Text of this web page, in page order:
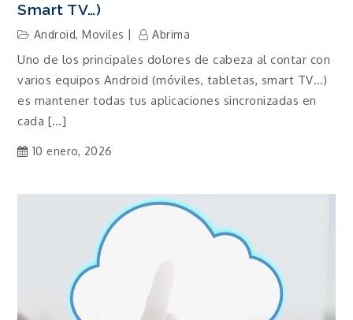
Smart TV…)
Android,Moviles Abrima
Uno de los principales dolores de cabeza al contar con
varios equipos Android (móviles, tabletas, smart TV…)
es mantener todas tus aplicaciones sincronizadas en
cada […]
10 enero, 2026